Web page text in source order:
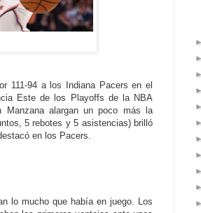
111-94 a los Indiana Pacers en el
Este de los Playoffs de la NBA
Manzana alargan un poco más la
5 rebotes y 5 asistencias) brilló
en los Pacers.
lo mucho que había en juego. Los